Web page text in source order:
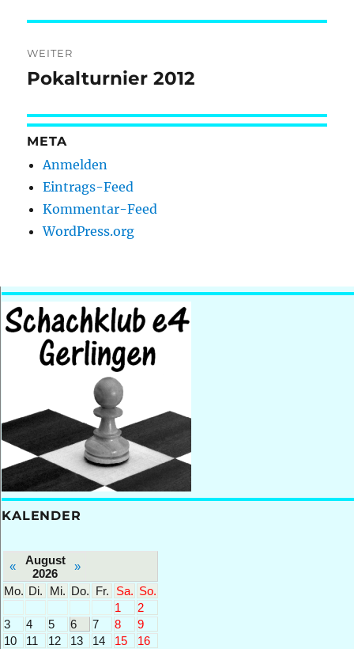
WEITER
Nächster
Pokalturnier 2012
META
Anmelden
Eintrags-Feed
Kommentar-Feed
WordPress.org
KALENDER
«
August
2026
»
Mo. Di. Mi. Do. Fr. Sa. So.
1
2
3
4 5 6 7 8
9
10
11 12 13 14 15
16